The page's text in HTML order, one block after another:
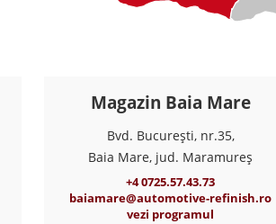
Magazin Baia Mare
Bvd. București, nr.35,
Baia Mare, jud. Maramureș
+4 0725.57.43.73
baiamare@automotive-refinish.ro
vezi programul